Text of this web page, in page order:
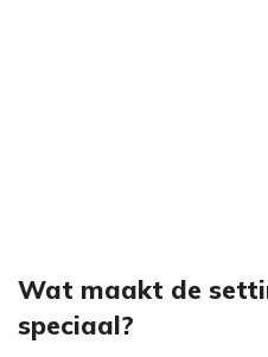
Wat maakt de
speciaal?